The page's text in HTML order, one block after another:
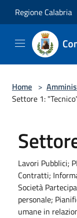
Regione Calabria
Home >
Settore 1:
Lavori Pubblici;
Contratti;
Società
personale;
umane in